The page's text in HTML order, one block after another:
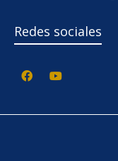
Redes sociales